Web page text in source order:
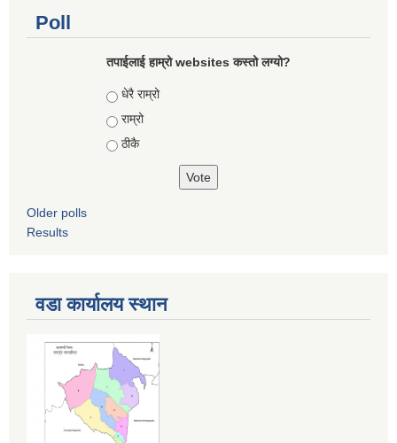
Poll
तपाईलाई हाम्रो websites कस्तो लग्यो?
Choices
धेरै राम्रो
राम्रो
ठीकै
Older polls
Results
वडा कार्यालय स्थान